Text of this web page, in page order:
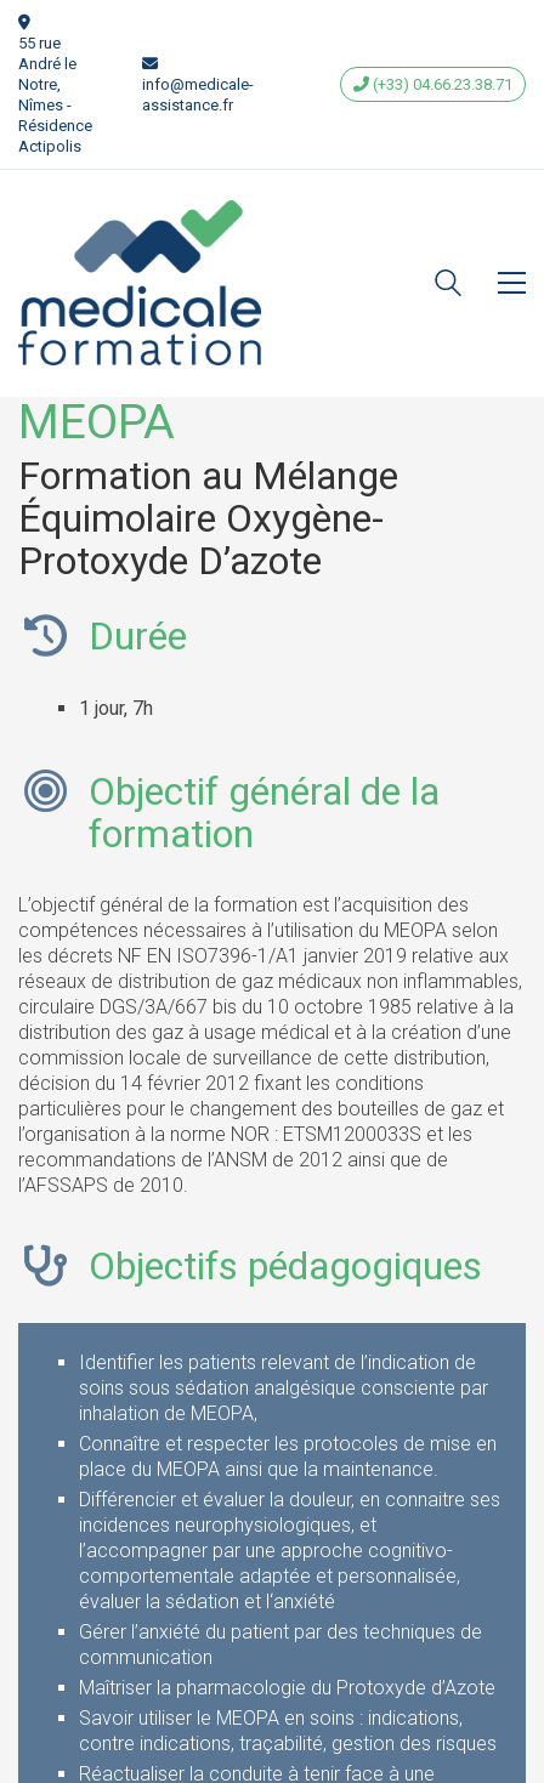
55 rue
André le
Notre,
Nîmes -
Résidence
Actipolis
info@medicale-
assistance.fr
(+33) 04.66.23.38.71
MEOPA
Formation au Mélange
Équimolaire Oxygène-
Protoxyde D’azote
Durée
1 jour, 7h
Objectif général de la
formation
L’objectif général de la formation est l’acquisition des
compétences nécessaires à l’utilisation du MEOPA selon
les décrets NF EN ISO7396-1/A1 janvier 2019 relative aux
réseaux de distribution de gaz médicaux non inflammables,
circulaire DGS/3A/667 bis du 10 octobre 1985 relative à la
distribution des gaz à usage médical et à la création d’une
commission locale de surveillance de cette distribution,
décision du 14 février 2012 fixant les conditions
particulières pour le changement des bouteilles de gaz et
l’organisation à la norme NOR : ETSM1200033S et les
recommandations de l’ANSM de 2012 ainsi que de
l’AFSSAPS de 2010.
Objectifs pédagogiques
Identifier les patients relevant de l’indication de
soins sous sédation analgésique consciente par
inhalation de MEOPA,
Connaître et respecter les protocoles de mise en
place du MEOPA ainsi que la maintenance.
Différencier et évaluer la douleur, en connaitre ses
incidences neurophysiologiques, et
l’accompagner par une approche cognitivo-
comportementale adaptée et personnalisée,
évaluer la sédation et l‘anxiété
Gérer l’anxiété du patient par des techniques de
communication
Maîtriser la pharmacologie du Protoxyde d’Azote
Savoir utiliser le MEOPA en soins : indications,
contre indications, traçabilité, gestion des risques
Réactualiser la conduite à tenir face à une